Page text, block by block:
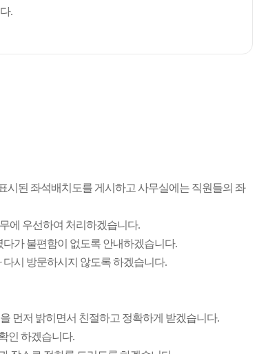
.
시된 좌석배치도를 게시하고 사무실에는 직원들의 좌
에 우선하여 처리하겠습니다.
가 불편함이 없도록 안내하겠습니다.
시 방문하시지 않도록 하겠습니다.
먼저 밝히면서 친절하고 정확하게 받겠습니다.
인 하겠습니다.